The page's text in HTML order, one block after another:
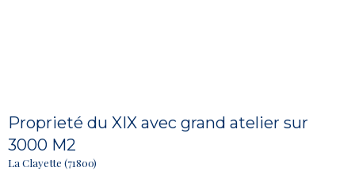
Proprieté du XIX avec grand atelier sur
3000 M2
La Clayette (71800)